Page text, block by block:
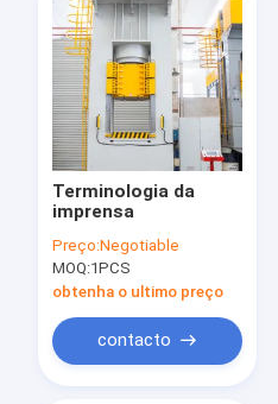
Terminologia da
imprensa
Preço:Negotiable
MOQ:1PCS
obtenha o ultimo preço
contacto